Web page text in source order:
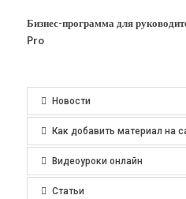
Бизнес-программа для
Pro
Новости
Как добавить материал на
Видеоуроки онлайн
Статьи